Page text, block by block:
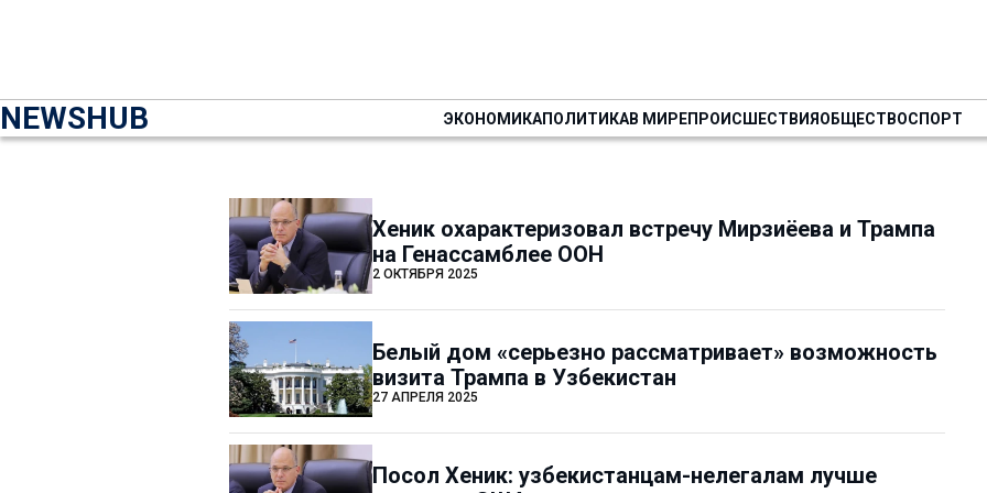
NEWSHUB ЭКОНОМИКАПОЛИТИКАВ МИРЕПРОИСШЕСТВИЯОБЩЕСТВОСПОРТ
Хеник охарактеризовал встречу Мирзиёева и Трампа
на Генассамблее ООН
2 ОКТЯБРЯ 2025
Белый дом «серьезно рассматривает» возможность
визита Трампа в Узбекистан
27 АПРЕЛЯ 2025
Посол Хеник: узбекистанцам-нелегалам лучше